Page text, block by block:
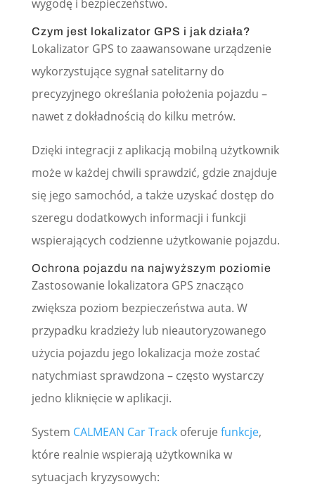
wygodę i bezpieczeństwo.
Czym jest lokalizator GPS i jak działa?
Lokalizator GPS to zaawansowane urządzenie
wykorzystujące sygnał satelitarny do
precyzyjnego określania położenia pojazdu –
nawet z dokładnością do kilku metrów.
Dzięki integracji z aplikacją mobilną użytkownik
może w każdej chwili sprawdzić, gdzie znajduje
się jego samochód, a także uzyskać dostęp do
szeregu dodatkowych informacji i funkcji
wspierających codzienne użytkowanie pojazdu.
Ochrona pojazdu na najwyższym poziomie
Zastosowanie lokalizatora GPS znacząco
zwiększa poziom bezpieczeństwa auta. W
przypadku kradzieży lub nieautoryzowanego
użycia pojazdu jego lokalizacja może zostać
natychmiast sprawdzona – często wystarczy
jedno kliknięcie w aplikacji.
System CALMEAN Car Trackoferuje funkcje,
które realnie wspierają użytkownika w
sytuacjach kryzysowych: